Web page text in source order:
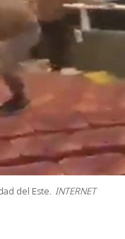
del Este. INTERNET